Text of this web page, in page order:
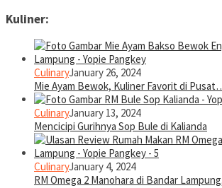
Kuliner:
CulinaryJanuary 26, 2024
Mie Ayam Bewok, Kuliner Favorit di
CulinaryJanuary 13, 2024
Mencicipi Gurihnya Sop Bule di Kalianda
CulinaryJanuary 4, 2024
RM Omega 2 Manohara di Bandar